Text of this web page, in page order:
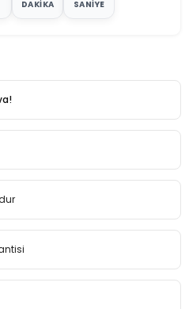
DAKIKA SANIYE